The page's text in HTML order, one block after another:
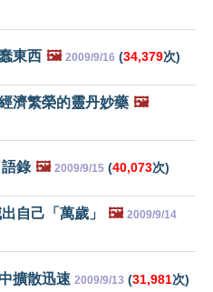
東西 🖼️ 2009/9/16 (34,379次)
濟繁榮的靈丹妙藥 🖼️
錄 🖼️ 2009/9/15 (40,073次)
自己「萬歲」 🖼️ 2009/9/14
擴散迅速 2009/9/13 (31,981次)